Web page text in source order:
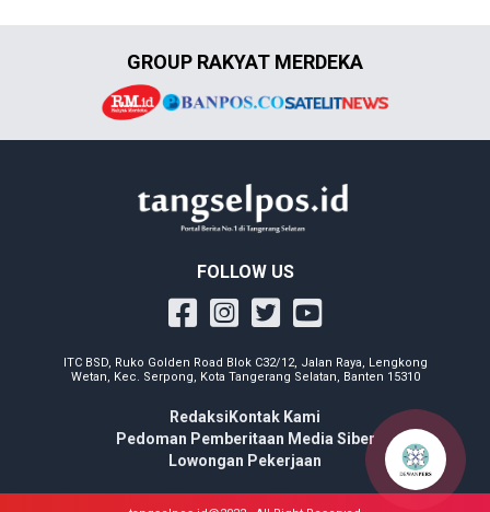
GROUP RAKYAT MERDEKA
FOLLOW US
ITC BSD, Ruko Golden Road Blok C32/12, Jalan Raya, Lengkong
Wetan, Kec. Serpong, Kota Tangerang Selatan, Banten 15310
Redaksi Kontak Kami
Pedoman Pemberitaan Media Siber
Lowongan Pekerjaan